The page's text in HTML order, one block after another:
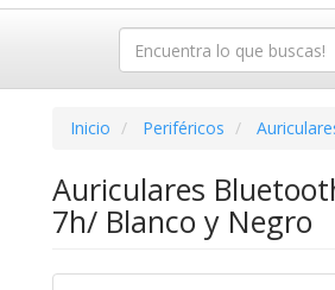
Inicio Periféricos
Auriculares
7h/ Blanco y Negro